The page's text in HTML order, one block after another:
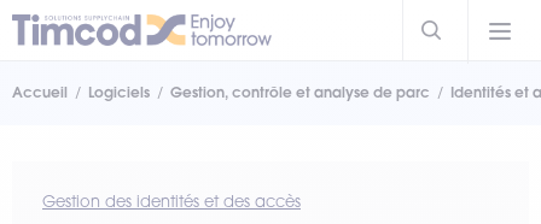
Accueil Logiciels Gestion, contrôle et analyse de parc Identités et
Gestion des identités et des accès